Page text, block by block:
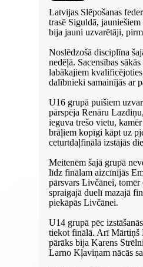
Latvijas Slēpošanas
trasē Siguldā,
bija jauni uzvarētāji,
Noslēdzošā disciplīna
nedēļā. Sacensības
labākajiem
dalībnieki samainījās ar
U16 grupā puišiem
pārspēja Renāru
ieguva trešo vietu,
brāļiem kopīgi kāpt uz
ceturtdaļfinālā izstājās
Meitenēm šajā grupā
līdz finālam aizcīnījās
pārsvars Livčānei,
spraigajā duelī mazajā
piekāpās Livčānei.
U14 grupā pēc
tiekot finālā. Arī Mārtiņš
pārāks bija Karens
Larno Kļaviņam nācās